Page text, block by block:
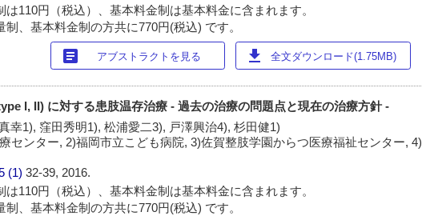
110円（税込）、基本料金制は基本料金に含まれます。
、基本料金制の方共に770円(税込) です。
article アブストラクトを見る download 全文ダウンロード(1.75MB)
I, II) に対する患肢温存治療 - 過去の治療の問題点と現在の治療方針 -
幸1), 窪田秀明1), 松浦愛二3), 戸澤興治4), 杉田健1)
センター, 2)福岡市立こども病院, 3)佐賀整肢学園からつ医療福祉センター, 4)
(1)32-39, 2016.
110円（税込）、基本料金制は基本料金に含まれます。
、基本料金制の方共に770円(税込) です。